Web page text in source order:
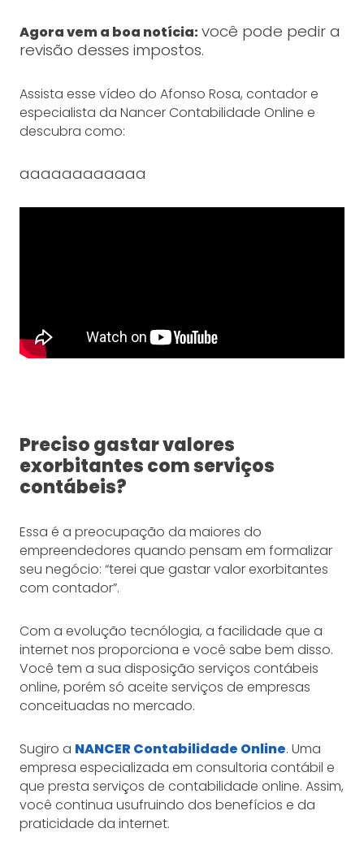
Agora vem a boa notícia:você pode pedir a
revisão desses impostos.
Assista esse vídeo do Afonso Rosa, contador e
especialista da Nancer Contabilidade Online e
descubra como:
aaaaaaaaaaaa
Preciso gastar valores
exorbitantes com serviços
contábeis?
Essa é a preocupação da maiores do
empreendedores quando pensam em formalizar
seu negócio: “terei que gastar valor exorbitantes
com contador”.
Com a evolução tecnólogia, a facilidade que a
internet nos proporciona e você sabe bem disso.
Você tem a sua disposição serviços contábeis
online, porém só aceite serviços de empresas
conceituadas no mercado.
Sugiro a NANCER Contabilidade Online. Uma
empresa especializada em consultoria contábil e
que presta serviços de contabilidade online. Assim,
você continua usufruindo dos benefícios e da
praticidade da internet.